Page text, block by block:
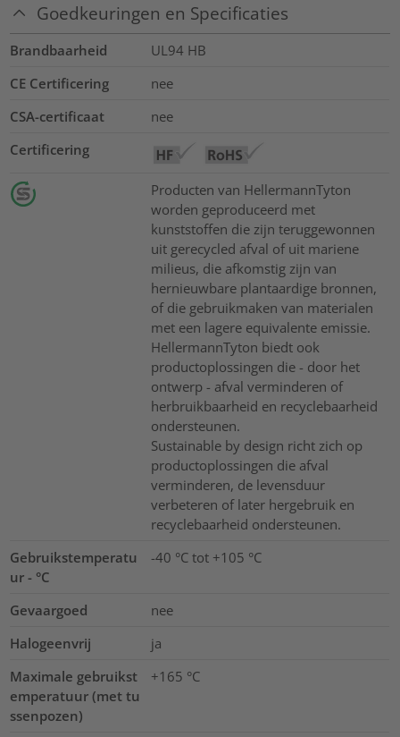
Goedkeuringen en Specificaties
Brandbaarheid
UL94 HB
CE Certificering
nee
CSA-certificaat
nee
Certificering
Producten van HellermannTyton
worden geproduceerd met
kunststoffen die zijn teruggewonnen
uit gerecycled afval of uit mariene
milieus, die afkomstig zijn van
hernieuwbare plantaardige bronnen,
of die gebruikmaken van materialen
met een lagere equivalente emissie.
HellermannTyton biedt ook
productoplossingen die - door het
ontwerp - afval verminderen of
herbruikbaarheid en recyclebaarheid
ondersteunen.
Sustainable by design richt zich op
productoplossingen die afval
verminderen, de levensduur
verbeteren of later hergebruik en
recyclebaarheid ondersteunen.
Gebruikstemperatu
ur - °C
-40 °C tot +105 °C
Gevaargoed
nee
Halogeenvrij
ja
Maximale gebruikst
emperatuur (met tu
ssenpozen)
+165 °C